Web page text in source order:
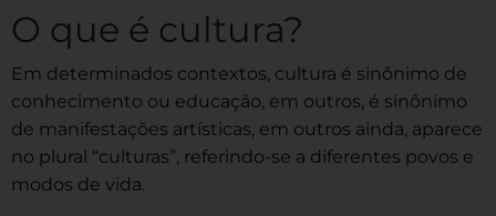
O que é cultura?
Em determinados contextos, cultura é sinônimo de
conhecimento ou educação, em outros, é sinônimo
de manifestações artísticas, em outros ainda, aparece
no plural “culturas”, referindo-se a diferentes povos e
modos de vida.